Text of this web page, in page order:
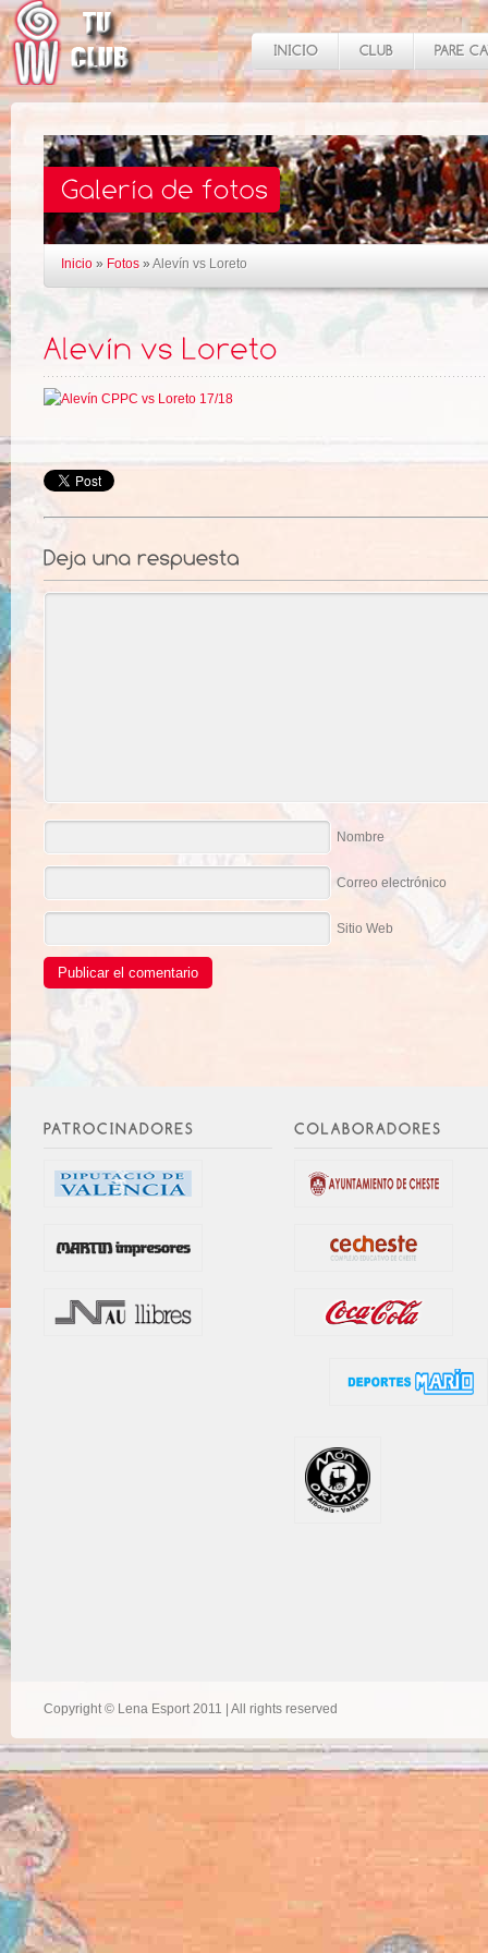
Inicio » Fotos »Alevín vs Loreto
Nombre
Correo electrónico
Sitio Web
Copyright © Lena Esport 2011 | All rights reserved